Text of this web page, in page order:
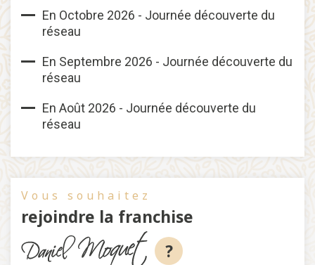
En Octobre 2026 - Journée découverte du
réseau
En Septembre 2026 - Journée découverte du
réseau
En Août 2026 - Journée découverte du
réseau
Vous souhaitez
rejoindre la franchise
?